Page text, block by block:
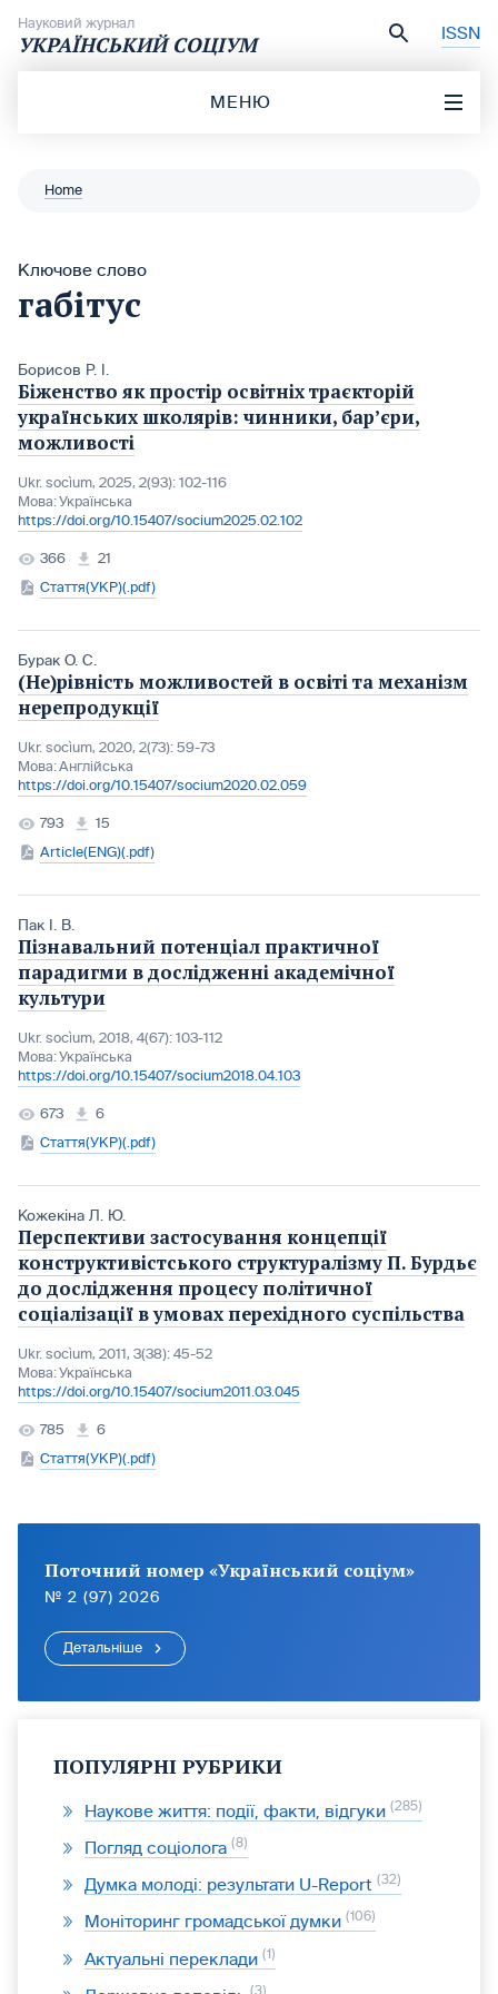
Науковий журнал
УКРАЇНСЬКИЙ СОЦІУМ ISSN
МЕНЮ
Home
Ключове слово
габітус
Борисов Р. І.
Біженство як простір освітніх траєкторій
українських школярів: чинники, бар’єри,
можливості
Ukr. socìum, 2025, 2(93): 102-116
Мова:Українська
https://doi.org/10.15407/socium2025.02.102
366
21
Стаття(УКР)(.pdf)
Бурак О. С.
(Не)рівність можливостей в освіті та механізм
нерепродукції
Ukr. socìum, 2020, 2(73): 59-73
Мова:Англійська
https://doi.org/10.15407/socium2020.02.059
793
15
Article(ENG)(.pdf)
Пак І. В.
Пізнавальний потенціал практичної
парадигми в дослідженні академічної
культури
Ukr. socìum, 2018, 4(67): 103-112
Мова:Українська
https://doi.org/10.15407/socium2018.04.103
673
6
Стаття(УКР)(.pdf)
Кожекіна Л. Ю.
Перспективи застосування концепції
конструктивістського структуралізму П. Бурдьє
до дослідження процесу політичної
соціалізації в умовах перехідного суспільства
Ukr. socìum, 2011, 3(38): 45-52
Мова:Українська
https://doi.org/10.15407/socium2011.03.045
785
6
Стаття(УКР)(.pdf)
Поточний номер «Український соціум»
№ 2 (97) 2026
Детальніше
ПОПУЛЯРНІ РУБРИКИ
Наукове життя: події, факти, відгуки 285
Погляд соціолога 8
Думка молоді: результати U-Report 32
Моніторинг громадської думки 106
Актуальні переклади 1
3